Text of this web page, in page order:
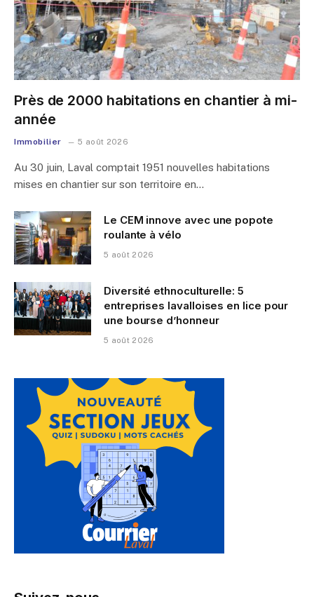
Près de 2000 habitations en chantier à mi-
année
Immobilier 5 août 2026
Au 30 juin, Laval comptait 1951 nouvelles habitations
mises en chantier sur son territoire en…
Le CEM innove avec une popote
roulante à vélo
5 août 2026
Diversité ethnoculturelle: 5
entreprises lavalloises en lice pour
une bourse d’honneur
5 août 2026